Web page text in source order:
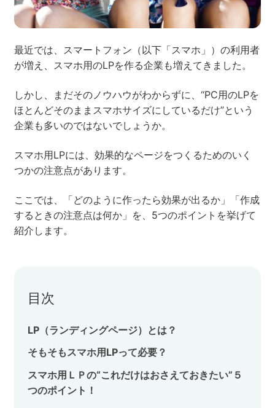
SEO ホワイトペーパー
CRM KARTE
Google Cloud／BI
実績・事例
プライバシーポリシー
最近では、スマートフォン（以下「スマホ」）の利用者
が増え、スマホ用のLPを作る企業も増えてきました。
しかし、まだそのノウハウがわからずに、“PC用のLPを
ほとんどそのままスマホサイズにしているだけ”という
企業も多いのではないでしょうか。
スマホ用LPには、効果的なページをつくるためのいく
つかの注意点があります。
ここでは、「どのように作ったら効果が出るか」「作成
するときの注意点は何か」を、5つのポイントを挙げて
紹介します。
目次
LP（ランディングページ）とは？
そもそもスマホ用LPって必要？
スマホ用ＬＰの“これだけはおさえておきたい”５
つのポイント！